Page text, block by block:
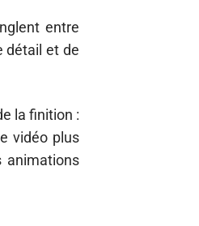
entre
détail et de
la finition :
vidéo plus
animations